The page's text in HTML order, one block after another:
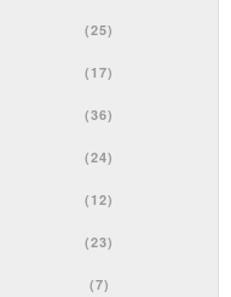
(25)
(17)
(36)
(24)
(12)
(23)
(7)